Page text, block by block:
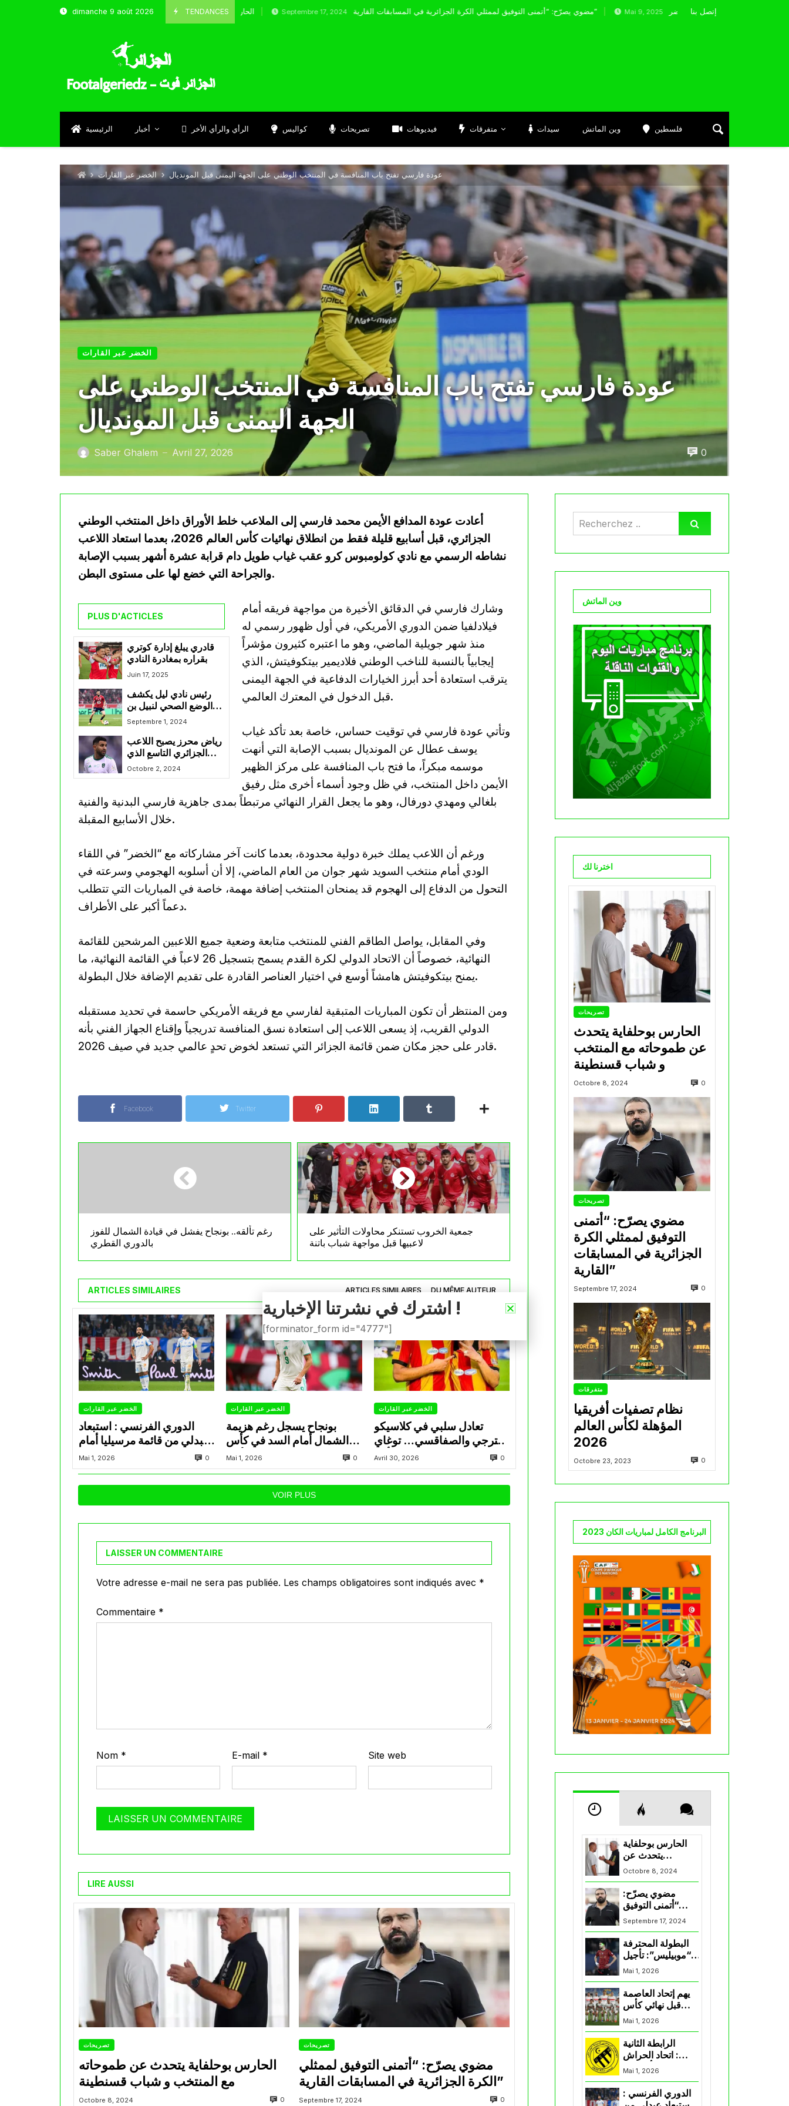
dimanche 9 août 2026 TENDANCES
الحارس بوحلفاية يتحدث عن طموحاته مع المنتخب و شباب Septembre 17, 2024 مضوي يصرّح: “أتمنى التوفيق لممثلي الكرة الجزائرية في المسابقات القارية” Mai 9, 2025 عدة أندية أوروبية ويقترب من الانضمام للخضر
إتصل بنا
الرئيسية أخبار الرأي والرأي الأخر كواليس تصريحات فيديوهات متفرقات سيدات وين الماتش فلسطين
الخضر عبر القارات عودة فارسي تفتح باب المنافسة في المنتخب الوطني على الجهة اليمنى قبل المونديال
الخضر عبر القارات
عودة فارسي تفتح باب المنافسة في المنتخب الوطني على
الجهة اليمنى قبل المونديال
Saber Ghalem — Avril 27, 2026 0
أعادت عودة المدافع الأيمن محمد فارسي إلى الملاعب خلط الأوراق داخل المنتخب الوطني
الجزائري، قبل أسابيع قليلة فقط من انطلاق نهائيات كأس العالم 2026، بعدما استعاد اللاعب
نشاطه الرسمي مع نادي كولومبوس كرو عقب غياب طويل دام قرابة عشرة أشهر بسبب الإصابة
والجراحة التي خضع لها على مستوى البطن.
PLUS D'ACTICLES
قادري يبلغ إدارة كوتري
بقراره بمغادرة النادي
Juin 17, 2025
رئيس نادي ليل يكشف
الوضع الصحي لنبيل بن
طالب
Septembre 1, 2024
رياض محرز يصبح اللاعب
الجزائري التاسع الذي
يسجل في دوري أبطال
آسيا
Octobre 2, 2024
وشارك فارسي في الدقائق الأخيرة من مواجهة فريقه أمام
فيلادلفيا ضمن الدوري الأمريكي، في أول ظهور رسمي له
منذ شهر جويلية الماضي، وهو ما اعتبره كثيرون مؤشراً
إيجابياً بالنسبة للناخب الوطني فلاديمير بيتكوفيتش، الذي
يترقب استعادة أحد أبرز الخيارات الدفاعية في الجهة اليمنى
قبل الدخول في المعترك العالمي.
وتأتي عودة فارسي في توقيت حساس، خاصة بعد تأكد غياب
يوسف عطال عن المونديال بسبب الإصابة التي أنهت
موسمه مبكراً، ما فتح باب المنافسة على مركز الظهير
الأيمن داخل المنتخب، في ظل وجود أسماء أخرى مثل رفيق
بلغالي ومهدي دورفال، وهو ما يجعل القرار النهائي مرتبطاً بمدى جاهزية فارسي البدنية والفنية
خلال الأسابيع المقبلة.
ورغم أن اللاعب يملك خبرة دولية محدودة، بعدما كانت آخر مشاركاته مع “الخضر” في اللقاء
الودي أمام منتخب السويد شهر جوان من العام الماضي، إلا أن أسلوبه الهجومي وسرعته في
التحول من الدفاع إلى الهجوم قد يمنحان المنتخب إضافة مهمة، خاصة في المباريات التي تتطلب
دعماً أكبر على الأطراف.
وفي المقابل، يواصل الطاقم الفني للمنتخب متابعة وضعية جميع اللاعبين المرشحين للقائمة
النهائية، خصوصاً أن الاتحاد الدولي لكرة القدم يسمح بتسجيل 26 لاعباً في القائمة النهائية، ما
يمنح بيتكوفيتش هامشاً أوسع في اختيار العناصر القادرة على تقديم الإضافة خلال البطولة.
ومن المنتظر أن تكون المباريات المتبقية لفارسي مع فريقه الأمريكي حاسمة في تحديد مستقبله
الدولي القريب، إذ يسعى اللاعب إلى استعادة نسق المنافسة تدريجياً وإقناع الجهاز الفني بأنه
قادر على حجز مكان ضمن قائمة الجزائر التي تستعد لخوض تحدٍ عالمي جديد في صيف 2026.
Facebook Twitter
رغم تألقه.. بونجاح يفشل في قيادة الشمال للفوز
بالدوري القطري
جمعية الخروب تستنكر محاولات التأثير على
لاعبيها قبل مواجهة شباب باتنة
ARTICLES SIMILAIRES ARTICLES SIMILAIRES DU MÊME AUTEUR
الخضر عبر القارات
الدوري الفرنسي : استبعاد
عبدلي من قائمة مرسيليا أمام
نانت
Mai 1, 2026 0
الخضر عبر القارات
بونجاح يسجل رغم هزيمة
الشمال أمام السد في كأس
الأمير
Mai 1, 2026 0
الخضر عبر القارات
تعادل سلبي في كلاسيكو
الترجي والصفاقسي… توغاي
يهدر ركلة جزاء وبوعالية يتألق
Avril 30, 2026 0
VOIR PLUS
LAISSER UN COMMENTAIRE
Votre adresse e-mail ne sera pas publiée. Les champs obligatoires sont indiqués avec *
Commentaire *
Nom * E-mail * Site web
LIRE AUSSI
تصريحات
الحارس بوحلفاية يتحدث عن طموحاته
مع المنتخب و شباب قسنطينة
Octobre 8, 2024 0
تصريحات
مضوي يصرّح: “أتمنى التوفيق لممثلي
الكرة الجزائرية في المسابقات القارية”
Septembre 17, 2024 0
وين الماتش
اخترنا لك
تصريحات
الحارس بوحلفاية يتحدث
عن طموحاته مع المنتخب
و شباب قسنطينة
Octobre 8, 2024 0
تصريحات
مضوي يصرّح: “أتمنى
التوفيق لممثلي الكرة
الجزائرية في المسابقات
القارية”
Septembre 17, 2024 0
متفرقات
نظام تصفيات أفريقيا
المؤهلة لكأس العالم
2026
Octobre 23, 2023 0
البرنامج الكامل لمباريات الكان 2023
الحارس بوحلفاية
يتحدث عن
طموحاته مع
المنتخب و شباب
قسنطينة
Octobre 8, 2024
مضوي يصرّح:
“أتمنى التوفيق
لممثلي الكرة
الجزائرية في
Septembre 17, 2024
البطولة المحترفة
“موبيليس”: تأجيل
مباراة إتحاد
العاصمة وأتلتيك
بارادو
Mai 1, 2026
يهم إتحاد العاصمة
قبل نهائي كأس
اكاف : الزمالك
يسقط بثلاثية أمام
Mai 1, 2026
الرابطة الثانية
: اتحاد الحراش
يحسم التأهل إلى
“البلاي أوف”
Mai 1, 2026
الدوري الفرنسي :
اشترك في نشرتنا الإخبارية !
[forminator_form id="4777"]